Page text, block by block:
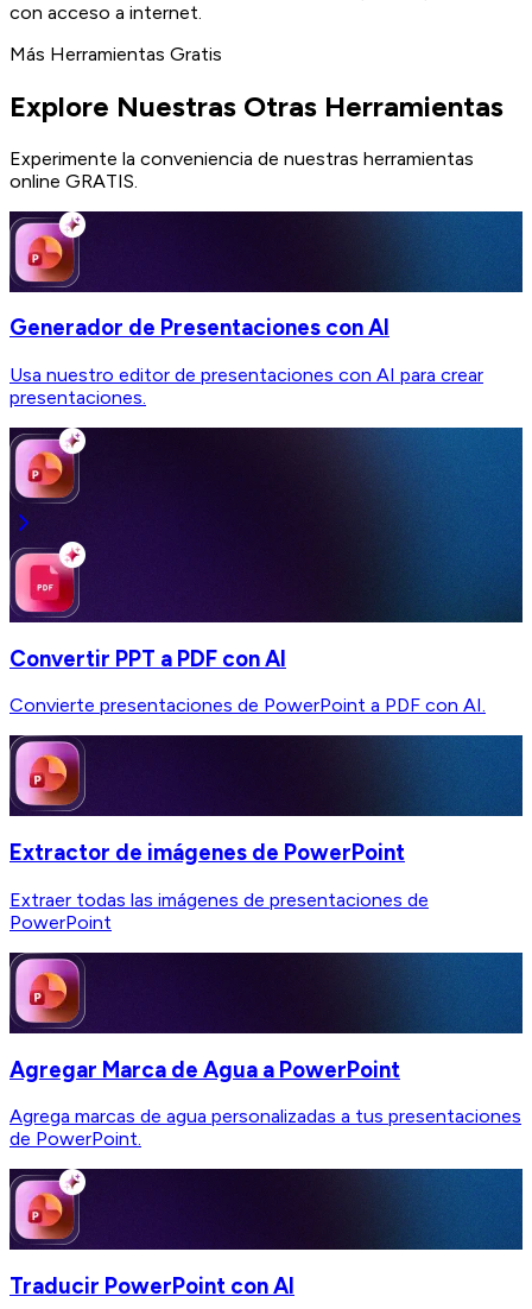
con acceso a internet.
Más Herramientas Gratis
Explore Nuestras Otras Herramientas
Experimente la conveniencia de nuestras herramientas
online GRATIS.
Generador de Presentaciones con AI
Usa nuestro editor de presentaciones con AI para crear
presentaciones.
Convertir PPT a PDF con AI
Convierte presentaciones de PowerPoint a PDF con AI.
Extractor de imágenes de PowerPoint
Extraer todas las imágenes de presentaciones de
PowerPoint
Agregar Marca de Agua a PowerPoint
Agrega marcas de agua personalizadas a tus presentaciones
de PowerPoint.
Traducir PowerPoint con AI